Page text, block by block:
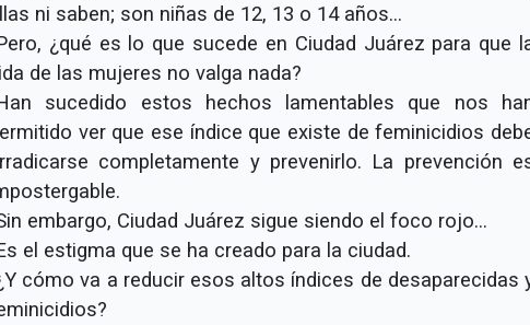
ni saben; son niñas de 12, 13 o 14 años...
¿qué es lo que sucede en Ciudad Juárez para que
de las mujeres no valga nada?
sucedido estos hechos lamentables que nos
ver que ese índice que existe de feminicidios
completamente y prevenirlo. La prevención
embargo, Ciudad Juárez sigue siendo el foco rojo...
el estigma que se ha creado para la ciudad.
cómo va a reducir esos altos índices de desaparecidas